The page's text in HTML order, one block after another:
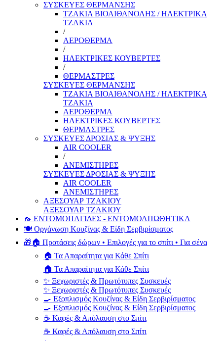
ΣΥΣΚΕΥΕΣ ΘΕΡΜΑΝΣΗΣ
ΤΖΑΚΙΑ ΒΙΟΑΙΘΑΝΟΛΗΣ / ΗΛΕΚΤΡΙΚΑ
ΤΖΑΚΙΑ
/
ΑΕΡΟΘΕΡΜΑ
/
ΗΛΕΚΤΡΙΚΕΣ ΚΟΥΒΕΡΤΕΣ
/
ΘΕΡΜΑΣΤΡΕΣ
ΣΥΣΚΕΥΕΣ ΘΕΡΜΑΝΣΗΣ
ΤΖΑΚΙΑ ΒΙΟΑΙΘΑΝΟΛΗΣ / ΗΛΕΚΤΡΙΚΑ
ΤΖΑΚΙΑ
ΑΕΡΟΘΕΡΜΑ
ΗΛΕΚΤΡΙΚΕΣ ΚΟΥΒΕΡΤΕΣ
ΘΕΡΜΑΣΤΡΕΣ
ΣΥΣΚΕΥΕΣ ΔΡΟΣΙΑΣ & ΨΥΞΗΣ
AIR COOLER
/
ΑΝΕΜΙΣΤΗΡΕΣ
ΣΥΣΚΕΥΕΣ ΔΡΟΣΙΑΣ & ΨΥΞΗΣ
AIR COOLER
ΑΝΕΜΙΣΤΗΡΕΣ
ΑΞΕΣΟΥΑΡ ΤΖΑΚΙΟΥ
ΑΞΕΣΟΥΑΡ ΤΖΑΚΙΟΥ
🦟 ΕΝΤΟΜΟΠΑΓΙΔΕΣ - ΕΝΤΟΜΟΑΠΩΘΗΤΙΚΑ
🍽️ Οργάνωση Κουζίνας & Είδη Σερβιρίσματος
🎁🏠 Προτάσεις δώρων • Επιλογές για το σπίτι • Για σένα
🏠 Τα Απαραίτητα για Κάθε Σπίτι
🏠 Τα Απαραίτητα για Κάθε Σπίτι
✨ Ξεχωριστές & Πρωτότυπες Συσκευές
✨ Ξεχωριστές & Πρωτότυπες Συσκευές
🍳 Εξοπλισμός Κουζίνας & Είδη Σερβιρίσματος
🍳 Εξοπλισμός Κουζίνας & Είδη Σερβιρίσματος
☕ Καφές & Απόλαυση στο Σπίτι
☕ Καφές & Απόλαυση στο Σπίτι